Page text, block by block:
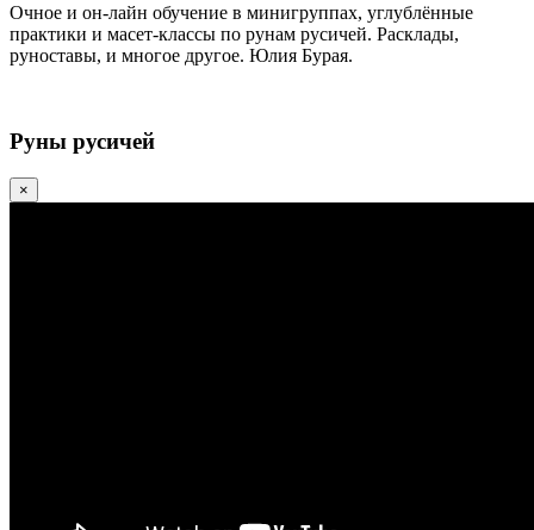
Очное и он-лайн обучение в минигруппах, углублённые
практики и масет-классы по рунам русичей. Расклады,
руноставы, и многое другое. Юлия Бурая.
Руны русичей
×